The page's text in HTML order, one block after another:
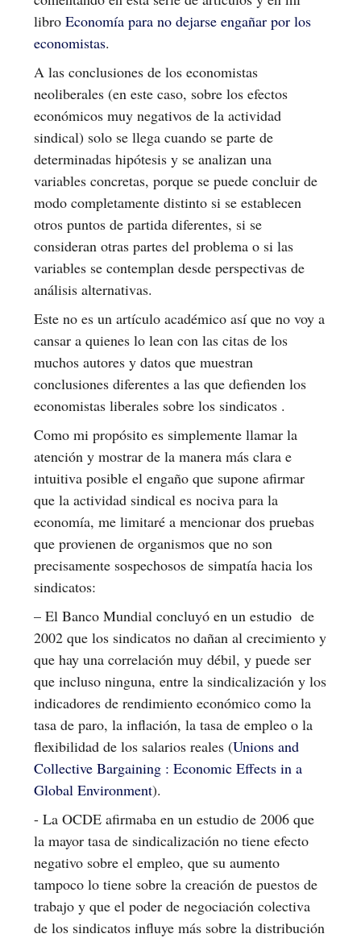
libro Economía para no dejarse engañar por los
economistas.
A las conclusiones de los economistas
neoliberales (en este caso, sobre los efectos
económicos muy negativos de la actividad
sindical) solo se llega cuando se parte de
determinadas hipótesis y se analizan una
variables concretas, porque se puede concluir de
modo completamente distinto si se establecen
otros puntos de partida diferentes, si se
consideran otras partes del problema o si las
variables se contemplan desde perspectivas de
análisis alternativas.
Este no es un artículo académico así que no voy a
cansar a quienes lo lean con las citas de los
muchos autores y datos que muestran
conclusiones diferentes a las que defienden los
economistas liberales sobre los sindicatos .
Como mi propósito es simplemente llamar la
atención y mostrar de la manera más clara e
intuitiva posible el engaño que supone afirmar
que la actividad sindical es nociva para la
economía, me limitaré a mencionar dos pruebas
que provienen de organismos que no son
precisamente sospechosos de simpatía hacia los
sindicatos:
– El Banco Mundial concluyó en un estudio de
2002 que los sindicatos no dañan al crecimiento y
que hay una correlación muy débil, y puede ser
que incluso ninguna, entre la sindicalización y los
indicadores de rendimiento económico como la
tasa de paro, la inflación, la tasa de empleo o la
flexibilidad de los salarios reales (Unions and
Collective Bargaining : Economic Effects in a
Global Environment).
- La OCDE afirmaba en un estudio de 2006 que
la mayor tasa de sindicalización no tiene efecto
negativo sobre el empleo, que su aumento
tampoco lo tiene sobre la creación de puestos de
trabajo y que el poder de negociación colectiva
de los sindicatos influye más sobre la distribución